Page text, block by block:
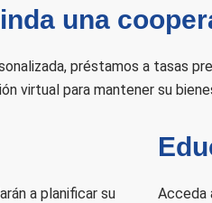
una
préstamos a tasas
virtual para mantener su
a planificar su
Acceda